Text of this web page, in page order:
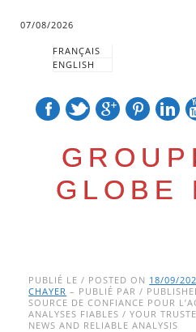
07/08/2026
FRANÇAIS
ENGLISH
GLOBE
Main menu
to
content
PUBLIÉ LE / POSTED ON 18/09/
CHAYER – PUBLIÉ PAR /
SOURCE DE CONFIANCE POUR
ANALYSES FIABLES / YOUR
NEWS AND RELIABLE ANALYSIS